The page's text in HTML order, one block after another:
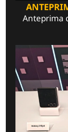
Anteprima